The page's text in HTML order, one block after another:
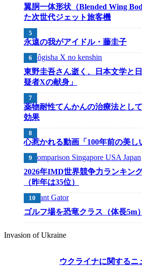
翼胴一体形状（Blended Wing
た次世代ジェット旅客機
永遠の我がアイドル・藤圭子
東野圭吾さん逝く、日本文学と
疑者Xの献身」
薬物耐性てんかんの治療法とし
効果
心惹かれる動画「100年前の美し
2026年IMD世界競争力ランキン
（昨年は35位）
ゴルフ場を恐竜クラス（体長5m
Invasion of Ukraine
ウクライナに関するニ